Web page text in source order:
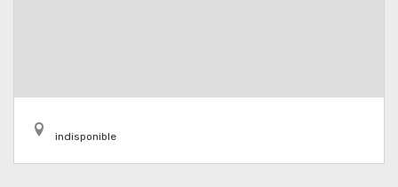
indisponible